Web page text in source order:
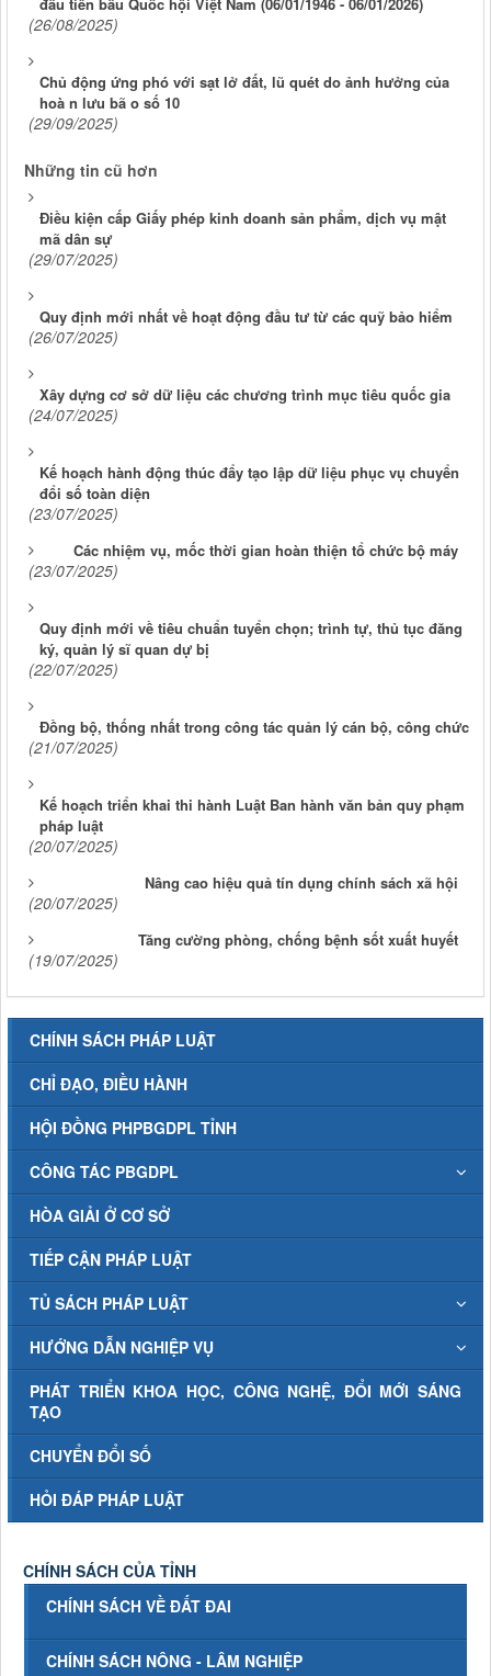
(26/08/2025)
Chủ động ứng phó với sạt lở đất, lũ quét do ảnh hưởng của
hoà n lưu bã o số 10
(29/09/2025)
Những tin cũ hơn
Điều kiện cấp Giấy phép kinh doanh sản phẩm, dịch vụ mật
mã dân sự
(29/07/2025)
Quy định mới nhất về hoạt động đầu tư từ các quỹ bảo hiểm
(26/07/2025)
Xây dựng cơ sở dữ liệu các chương trình mục tiêu quốc gia
(24/07/2025)
Kế hoạch hành động thúc đẩy tạo lập dữ liệu phục vụ chuyển
đổi số toàn diện
(23/07/2025)
Các nhiệm vụ, mốc thời gian hoàn thiện tổ chức bộ máy
(23/07/2025)
Quy định mới về tiêu chuẩn tuyển chọn; trình tự, thủ tục đăng
ký, quản lý sĩ quan dự bị
(22/07/2025)
Đồng bộ, thống nhất trong công tác quản lý cán bộ, công chức
(21/07/2025)
Kế hoạch triển khai thi hành Luật Ban hành văn bản quy phạm
pháp luật
(20/07/2025)
Nâng cao hiệu quả tín dụng chính sách xã hội
(20/07/2025)
Tăng cường phòng, chống bệnh sốt xuất huyết
(19/07/2025)
CHÍNH SÁCH PHÁP LUẬT
CHỈ ĐẠO, ĐIỀU HÀNH
HỘI ĐỒNG PHPBGDPL TỈNH
CÔNG TÁC PBGDPL
HÒA GIẢI Ở CƠ SỞ
TIẾP CẬN PHÁP LUẬT
TỦ SÁCH PHÁP LUẬT
HƯỚNG DẪN NGHIỆP VỤ
PHÁT TRIỂN KHOA HỌC, CÔNG NGHỆ, ĐỔI MỚI SÁNG
TẠO
CHUYỂN ĐỔI SỐ
HỎI ĐÁP PHÁP LUẬT
CHÍNH SÁCH CỦA TỈNH
CHÍNH SÁCH VỀ ĐẤT ĐAI
CHÍNH SÁCH NÔNG - LÂM NGHIỆP